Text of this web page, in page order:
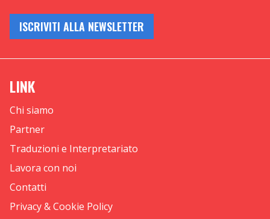
ISCRIVITI ALLA NEWSLETTER
LINK
Chi siamo
Partner
Traduzioni e Interpretariato
Lavora con noi
Contatti
Privacy & Cookie Policy